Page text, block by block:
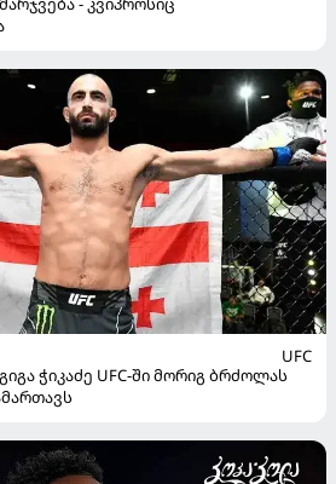
UFC
ჭიკაძე UFC-ში მორიგ ბრძოლას